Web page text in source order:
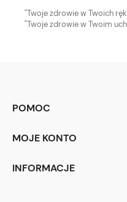
"Twoje zdrowie w Twoich
"Twoje zdrowie w Twoim
POMOC
MOJE KONTO
INFORMACJE